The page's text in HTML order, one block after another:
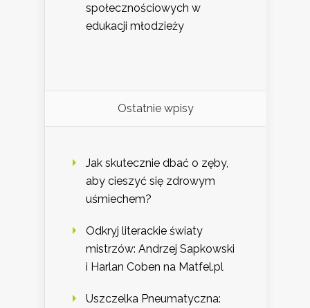
społecznościowych w
edukacji młodzieży
Ostatnie wpisy
Jak skutecznie dbać o zęby,
aby cieszyć się zdrowym
uśmiechem?
Odkryj literackie światy
mistrzów: Andrzej Sapkowski
i Harlan Coben na Matfel.pl
Uszczelka Pneumatyczna: